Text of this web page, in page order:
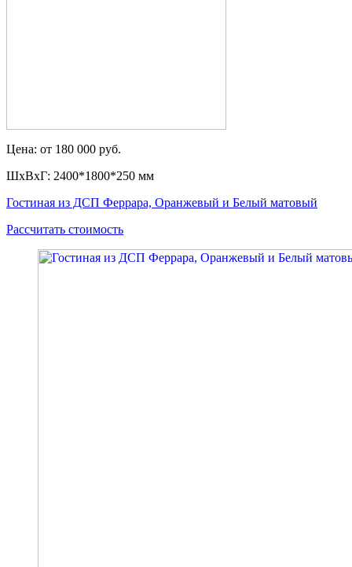
Цена: от 180 000 руб.
ШxВxГ: 2400*1800*250 мм
Гостиная из ДСП Феррара, Оранжевый и Белый матовый
Рассчитать стоимость